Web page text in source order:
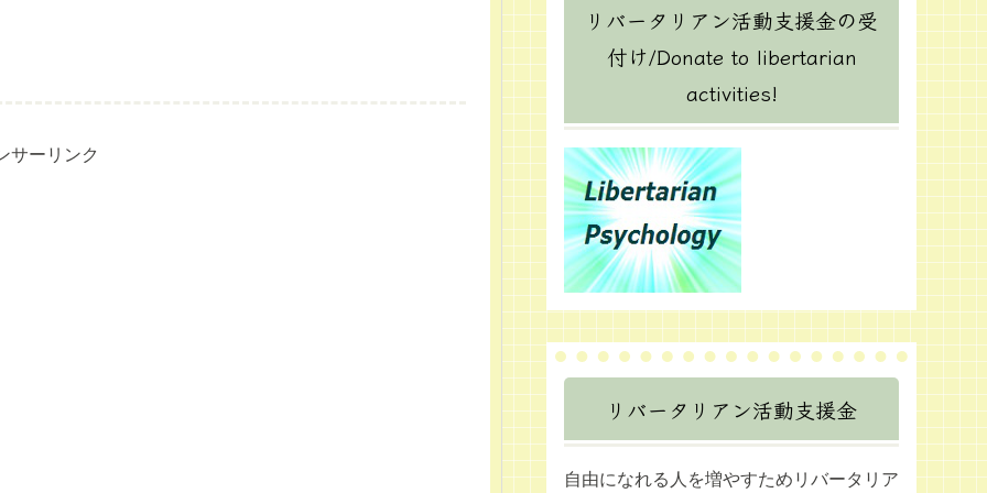
サーリンク
リバータリアン活動支援金の受
付け/Donate to libertarian
activities!
リバータリアン活動支援金
自由になれる人を増やすためリバータリア